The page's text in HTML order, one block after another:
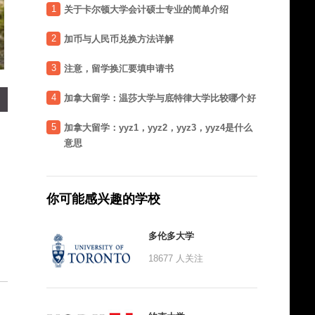
1 关于卡尔顿大学会计硕士专业的简单介绍
2 加币与人民币兑换方法详解
3 注意，留学换汇要填申请书
4 加拿大留学：温莎大学与底特律大学比较哪个好
5
加拿大留学：yyz1，yyz2，yyz3，yyz4是什么
意思
你可能感兴趣的学校
多伦多大学
18677 人关注